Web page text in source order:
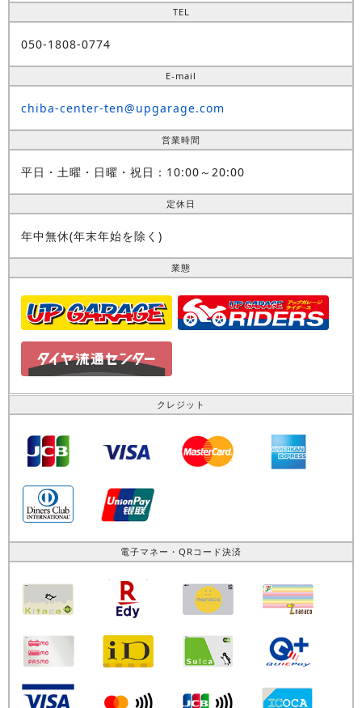
TEL
050-1808-0774
E-mail
chiba-center-ten@upgarage.com
営業時間
平日・土曜・日曜・祝日：10:00～20:00
定休日
年中無休(年末年始を除く)
業態
クレジット
電子マネー・QRコード決済